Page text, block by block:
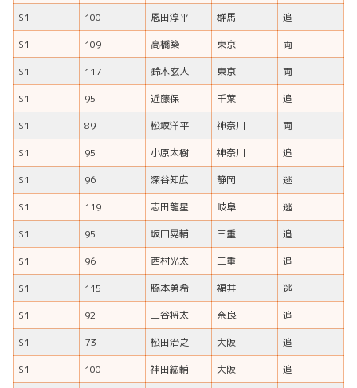
S1
100 恩田淳平 群馬
追
S1
109 高橋築 東京
両
S1
117 鈴木玄人 東京
両
S1
95 近藤保 千葉
追
S1
89 松坂洋平 神奈川
両
S1
95 小原太樹 神奈川
追
S1
96 深谷知広 静岡
逃
S1
119 志田龍星 岐阜
逃
S1
95 坂口晃輔 三重
追
S1
96 西村光太 三重
追
S1
115 脇本勇希 福井
逃
S1
92 三谷将太 奈良
追
S1
73 松田治之 大阪
追
S1
100 神田紘輔 大阪 追